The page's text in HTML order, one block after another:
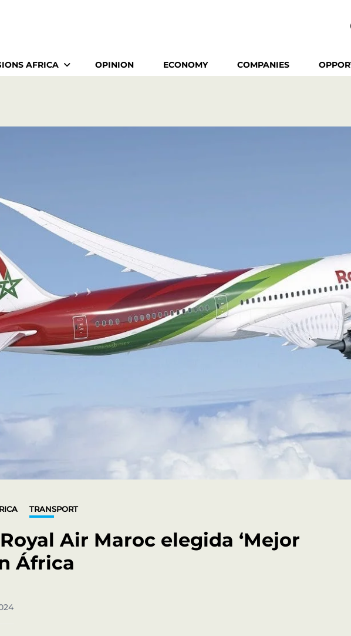
AFRICA OPINION ECONOMY COMPANIES
TRANSPORT
Air Maroc elegida ‘Mejor
África